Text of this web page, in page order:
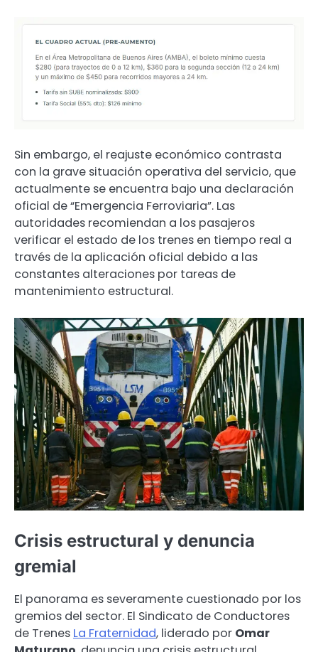
Sin embargo, el reajuste económico contrasta
con la grave situación operativa del servicio, que
actualmente se encuentra bajo una declaración
oficial de“Emergencia Ferroviaria”. Las
autoridades recomiendan a los pasajeros
verificar el estado de los trenes en tiempo real a
través de la aplicación oficial debido a las
constantes alteraciones por tareas de
mantenimiento estructural.
Crisis estructural y denuncia
gremial
El panorama es severamente cuestionado por los
gremios del sector. El Sindicato de Conductores
de Trenes La Fraternidad, liderado por Omar